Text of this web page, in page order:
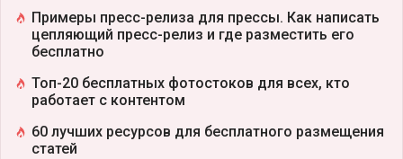
Примеры пресс-релиза для прессы. Как написать
цепляющий пресс-релиз и где разместить его
бесплатно
Топ-20 бесплатных фотостоков для всех, кто
работает с контентом
60 лучших ресурсов для бесплатного размещения
статей